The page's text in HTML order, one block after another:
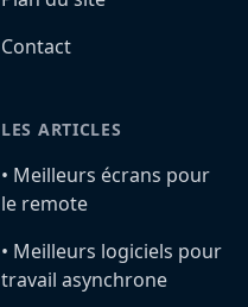
Contact
LES ARTICLES
•️ Meilleurs écrans pour
le remote
•️ Meilleurs logiciels pour
travail asynchrone